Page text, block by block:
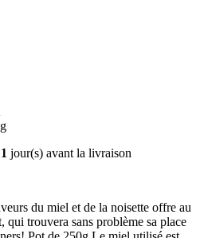
1 jour(s) avant la livraison
du miel et de la noisette offre au
qui trouvera sans problème sa place